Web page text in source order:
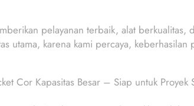
pelayanan terbaik, alat berkualitas,
utama, karena kami percaya,
Cor Kapasitas Besar – Siap untuk Proyek